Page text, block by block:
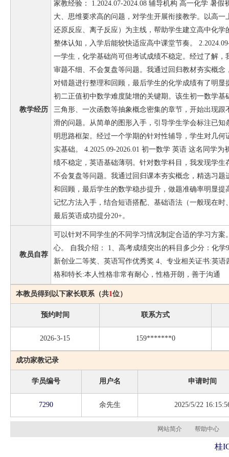
教学经历
家教经验： 1.2024.07-2024.08 辅导机构 高一化学 暑
大、思维要求高的问题，对学生开展衔接教学。以高
还原反应、离子反应）为主线，帮助学生建立高中化
整体认知，入学后能较快适应高中课堂节奏。
一学生，化学基础尚可但考试成绩不稳定。经过了解
审题不细、不会复盘等问题。我通过回归教材夯实概
对错题进行整理和回顾，最后学生的化学成绩有了明显
初二正值初中数学难度陡增的关键期。该生初一数学
三角形、一次函数等抽象概念密集的章节，开始出现
滑的问题。从简单的图形入手，引导学生学会标注已
明思路框架。经过一个学期的针对性辅导，学生对几
实基础。 4.2025.09-2026.01 初一数学 英语 这名同学
绩不稳定，英语基础薄弱。针对数学科目，我发现学
不会复盘等问题。我通过回归课本夯实概念，精选习
和回顾，最后学生的数学稳步提升，做题准确率明显
记忆方法入手，结合短语搭配、基础语法（一般现在
最后英语成功提分20+。
教员自荐
可以针对不同学生的不同学习情况制定合适的学习方
心。 自我介绍： 1、高考成绩突出的科目多少分：化
新创业二等奖、英语写作优秀奖 4、专业相关证书:英
格和特长:本人性格非常有耐心，性格开朗，善于沟通
本教员得到以下家长联系（共1位）
预约时间 联系方式
2026-3-15 159*******0
成功家教记录
学员编号 用户名 申请时间
7290 余先生 2025/5/22
网站简介 帮助中心
桂